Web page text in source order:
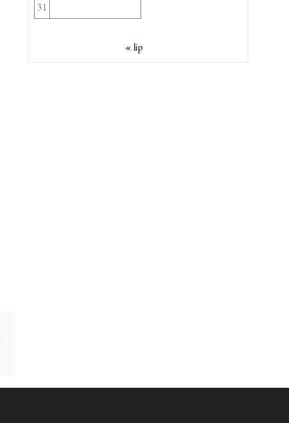
31
« lip